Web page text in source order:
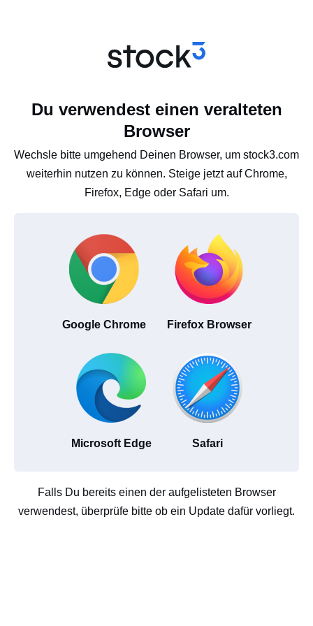
Du verwendest einen veralteten
Browser
Wechsle bitte umgehend Deinen Browser, um stock3.com
weiterhin nutzen zu können. Steige jetzt auf Chrome,
Firefox, Edge oder Safari um.
Google Chrome Firefox Browser
Microsoft Edge Safari
Falls Du bereits einen der aufgelisteten Browser
verwendest, überprüfe bitte ob ein Update dafür vorliegt.